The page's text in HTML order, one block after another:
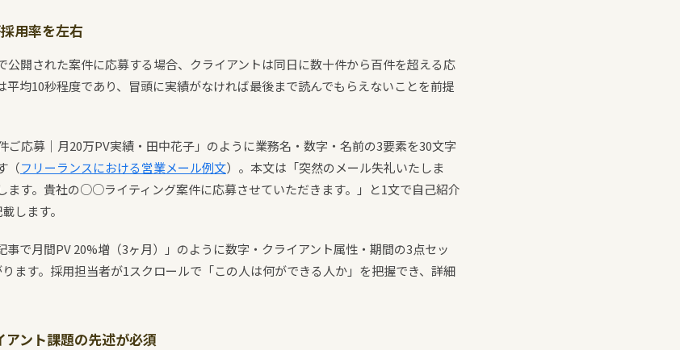
用率を左右
公開された案件に応募する場合、クライアントは同日に数十件から百件を超える応
均10秒程度であり、冒頭に実績がなければ最後まで読んでもらえないことを前提
ご応募｜月20万PV実績・田中花子」のように業務名・数字・名前の3要素を30文字
（フリーランスにおける営業メール例文）。本文は「突然のメール失礼いたしま
ます。貴社の○○ライティング案件に応募させていただきます。」と1文で自己紹介
します。
で月間PV 20%増（3ヶ月）」のように数字・クライアント属性・期間の3点セッ
ます。採用担当者が1スクロールで「この人は何ができる人か」を把握でき、詳細
ント課題の先述が必須